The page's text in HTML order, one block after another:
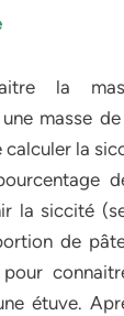
la
masse
calculer la
la siccité
de
étuve.